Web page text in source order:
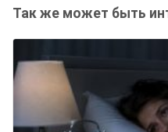
Так же может быть